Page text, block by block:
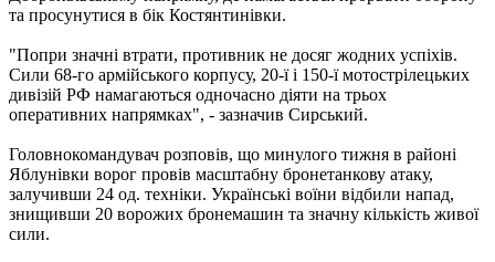
та просунутися в бік Костянтинівки.
"Попри значні втрати, противник не досяг жодних успіхів.
Сили 68-го армійського корпусу, 20-ї і 150-ї мотострілецьких
дивізій РФ намагаються одночасно діяти на трьох
оперативних напрямках", - зазначив Сирський.
Головнокомандувач розповів, що минулого тижня в районі
Яблунівки ворог провів масштабну бронетанкову атаку,
залучивши 24 од. техніки. Українські воїни відбили напад,
знищивши 20 ворожих бронемашин та значну кількість живої
сили.